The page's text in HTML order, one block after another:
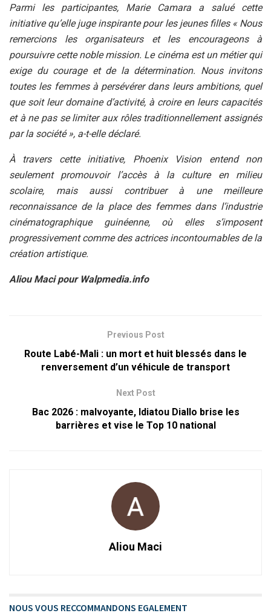
Parmi les participantes, Marie Camara a salué cette
initiative qu’elle juge inspirante pour les jeunes filles « Nous
remercions les organisateurs et les encourageons à
poursuivre cette noble mission. Le cinéma est un métier qui
exige du courage et de la détermination. Nous invitons
toutes les femmes à persévérer dans leurs ambitions, quel
que soit leur domaine d’activité, à croire en leurs capacités
et à ne pas se limiter aux rôles traditionnellement assignés
par la société », a-t-elle déclaré.
À travers cette initiative, Phoenix Vision entend non
seulement promouvoir l’accès à la culture en milieu
scolaire, mais aussi contribuer à une meilleure
reconnaissance de la place des femmes dans l’industrie
cinématographique guinéenne, où elles s’imposent
progressivement comme des actrices incontournables de la
création artistique.
Aliou Maci pour Walpmedia.info
Previous Post
Route Labé-Mali : un mort et huit blessés dans le
renversement d’un véhicule de transport
Next Post
Bac 2026 : malvoyante, Idiatou Diallo brise les
barrières et vise le Top 10 national
Aliou Maci
NOUS VOUS RECCOMMANDONS EGALEMENT